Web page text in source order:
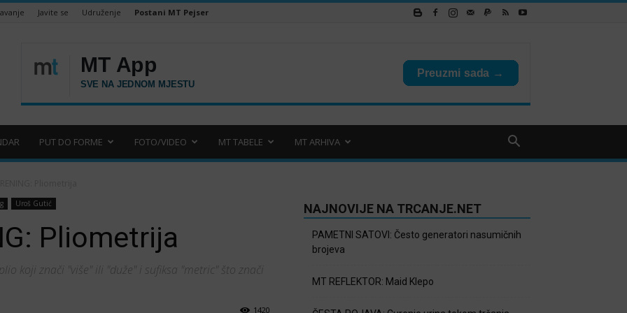
Javite se Udruženje Postani MT Pejser
PUT DO FORME FOTO/VIDEO MT TABELE MT ARHIVA
Uroš Gutić
Pliometrija
koji znači "više" ili "duže" i sufiksa "metric" što znači
1420
NAJNOVIJE NA TRCANJE.NET
PAMETNI SATOVI: Često generatori nasumičnih
brojeva
MT REFLEKTOR: Maid Klepo